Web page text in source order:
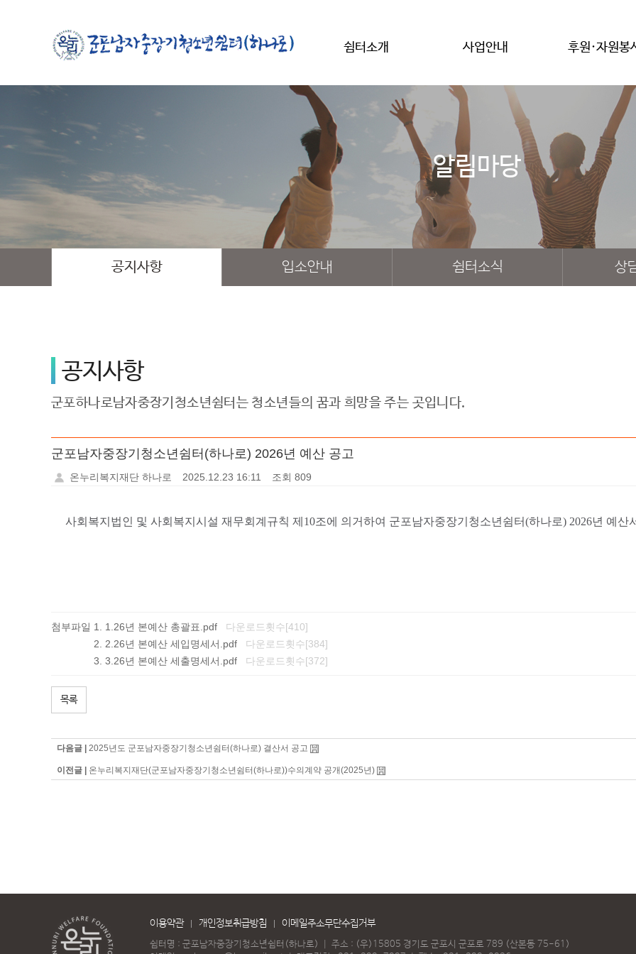
쉼터소개 사업안내 후원·자원봉
알림마당
공지사항 입소안내 쉼터소식 상
공지사항
군포하나로남자중장기청소년쉼터는 청소년들의 꿈과 희망을 주는 곳입니다.
군포남자중장기청소년쉼터(하나로) 2026년 예산 공고
온누리복지재단 하나로 2025.12.23 16:11 조회 809
사회복지법인 및 사회복지시설 재무회계규칙 제10조에 의거하여 군포남자중장기청소년쉼터(하나로) 2026년 예산
첨부파일 1.26년 본예산 총괄표.pdf
다운로드횟수[410]
2.26년 본예산 세입명세서.pdf
다운로드횟수[384]
3.26년 본예산 세출명세서.pdf
다운로드횟수[372]
목록
다음글 | 2025년도 군포남자중장기청소년쉼터(하나로) 결산서 공고
이전글 | 온누리복지재단(군포남자중장기청소년쉼터(하나로))수의계약 공개(2025년)
이용약관 개인정보취급방침 이메일주소무단수집거부
쉼터명 : 군포남자중장기청소년쉼터(하나로)
주소 : (우)15805 경기도 군포시 군포로 789 (산본동 75-61)